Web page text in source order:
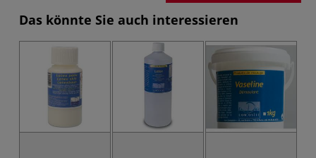
Das könnte Sie auch interessieren